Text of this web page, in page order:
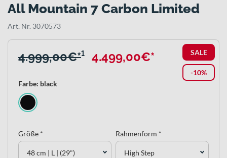
All Mountain 7 Carbon Limited
Art. Nr. 3070573
SALE
-10%
4.999,00€*¹ 4.499,00€*
Farbe: black
Größe *
48 cm | L | (29")
Rahmenform *
High Step